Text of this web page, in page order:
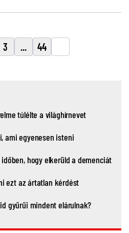
3 ... 44
túlélte a világhírnevet
ami egyenesen isteni
hogy elkerüld a demenciát
ezt az ártatlan kérdést
gyűrűi mindent elárulnak?